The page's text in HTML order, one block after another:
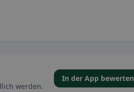
werden.
In der App bewerten